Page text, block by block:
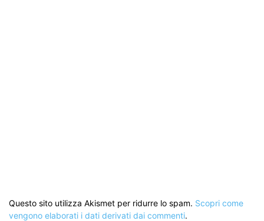
Questo sito utilizza Akismet per ridurre lo spam. Scopri come
vengono elaborati i dati derivati dai commenti.